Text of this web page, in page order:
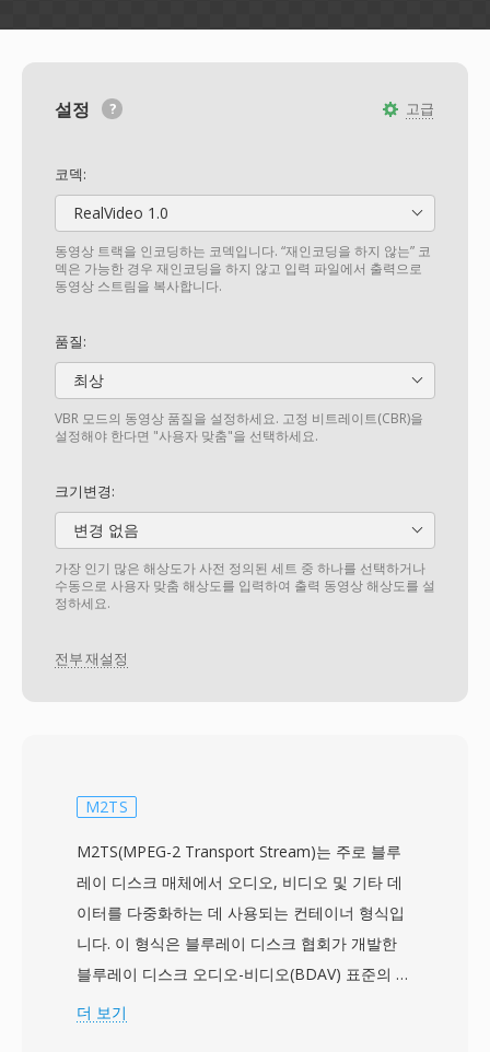
고급
설정
코덱:
RealVideo 1.0
동영상 트랙을 인코딩하는 코덱입니다. “재인코딩을 하지 않는” 코
덱은 가능한 경우 재인코딩을 하지 않고 입력 파일에서 출력으로
동영상 스트림을 복사합니다.
품질:
최상
VBR 모드의 동영상 품질을 설정하세요. 고정 비트레이트(CBR)을
설정해야 한다면 "사용자 맞춤"을 선택하세요.
크기변경:
변경 없음
가장 인기 많은 해상도가 사전 정의된 세트 중 하나를 선택하거나
수동으로 사용자 맞춤 해상도를 입력하여 출력 동영상 해상도를 설
정하세요.
전부 재설정
M2TS
M2TS(MPEG-2 Transport Stream)는 주로 블루
레이 디스크 매체에서 오디오, 비디오 및 기타 데
이터를 다중화하는 데 사용되는 컨테이너 형식입
니다. 이 형식은 블루레이 디스크 협회가 개발한
블루레이 디스크 오디오-비디오(BDAV) 표준의 일
부로 사양되었으며, 상용 블루레이 제품은 2006년
더 보기